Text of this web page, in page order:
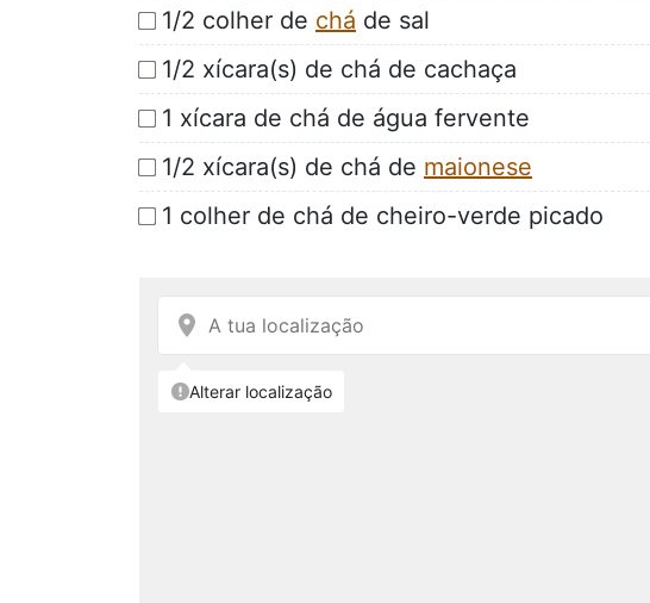
1/2 colher de chá de sal
1/2 xícara(s) de chá de cachaça
1 xícara de chá de água fervente
1/2 xícara(s) de chá de maionese
1 colher de chá de cheiro-verde picado